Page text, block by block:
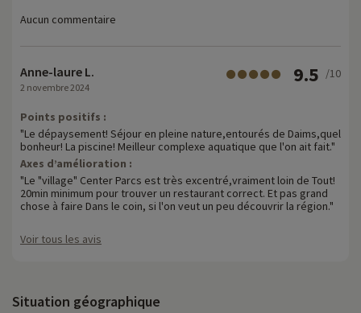
Aucun commentaire
Anne-laure L.
2 novembre 2024
9.5 /10
Points positifs :
"Le dépaysement! Séjour en pleine nature,entourés de Daims,quel
bonheur! La piscine! Meilleur complexe aquatique que l'on ait fait."
Axes d’amélioration :
"Le "village" Center Parcs est très excentré,vraiment loin de Tout!
20min minimum pour trouver un restaurant correct. Et pas grand
chose à faire Dans le coin, si l'on veut un peu découvrir la région."
Voir tous les avis
Situation géographique